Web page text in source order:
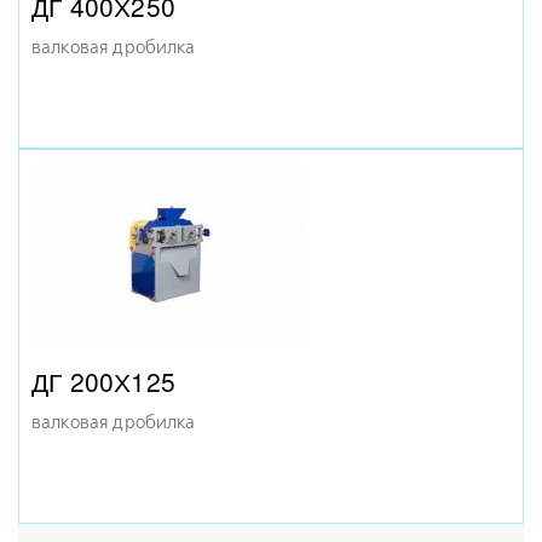
дробилка молотковая
ДЩ-9,5Х12,5 (ЩДС-9,5Х12,5)
валковая дробилка
ДГ 200Х125
валковая дробилка